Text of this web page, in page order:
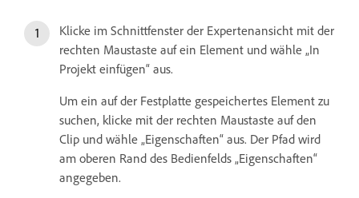
Klicke im Schnittfenster der Expertenansicht mit der
rechten Maustaste auf ein Element und wähle „In
Projekt einfügen“ aus.
Um ein auf der Festplatte gespeichertes Element zu
suchen, klicke mit der rechten Maustaste auf den
Clip und wähle „Eigenschaften“ aus. Der Pfad wird
am oberen Rand des Bedienfelds „Eigenschaften“
angegeben.